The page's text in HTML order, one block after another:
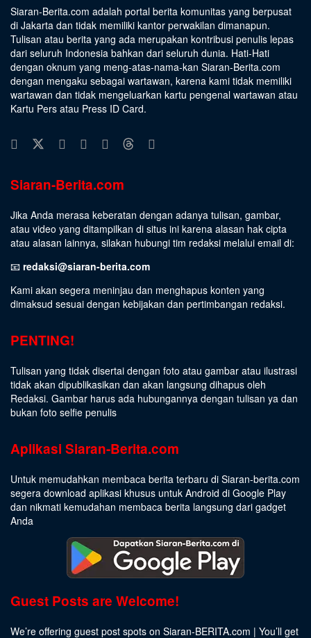
Siaran-Berita.com adalah portal berita komunitas yang berpusat
di Jakarta dan tidak memiliki kantor perwakilan dimanapun.
Tulisan atau berita yang ada merupakan kontribusi penulis lepas
dari seluruh Indonesia bahkan dari seluruh dunia. Hati-Hati
dengan oknum yang meng-atas-nama-kan Siaran-Berita.com
dengan mengaku sebagai wartawan, karena kami tidak memiliki
wartawan dan tidak mengeluarkan kartu pengenal wartawan atau
Kartu Pers atau Press ID Card.
Siaran-Berita.com
Jika Anda merasa keberatan dengan adanya tulisan, gambar,
atau video yang ditampilkan di situs ini karena alasan hak cipta
atau alasan lainnya, silakan hubungi tim redaksi melalui email di:
📧 redaksi@siaran-berita.com
Kami akan segera meninjau dan menghapus konten yang
dimaksud sesuai dengan kebijakan dan pertimbangan redaksi.
PENTING!
Tulisan yang tidak disertai dengan foto atau gambar atau ilustrasi
tidak akan dipublikasikan dan akan langsung dihapus oleh
Redaksi. Gambar harus ada hubungannya dengan tulisan ya dan
bukan foto selfie penulis
Aplikasi Siaran-Berita.com
Untuk memudahkan membaca berita terbaru di Siaran-berita.com
segera download aplikasi khusus untuk Android di Google Play
dan nikmati kemudahan membaca berita langsung dari gadget
Anda
Guest Posts are Welcome!
We’re offering guest post spots on Siaran-BERITA.com | You’ll get